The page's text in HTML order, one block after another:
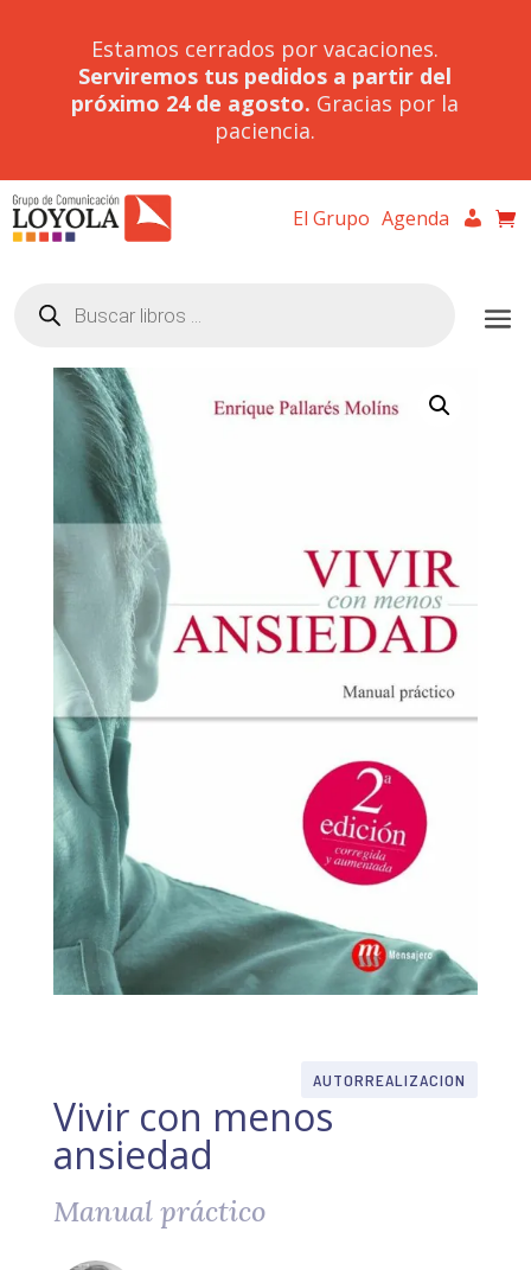
Estamos cerrados por vacaciones.
Serviremos tus pedidos a partir del
próximo 24 de agosto. Gracias por la
paciencia.
El Grupo Agenda
productos
AUTORREALIZACION
Vivir con menos
ansiedad
Manual práctico